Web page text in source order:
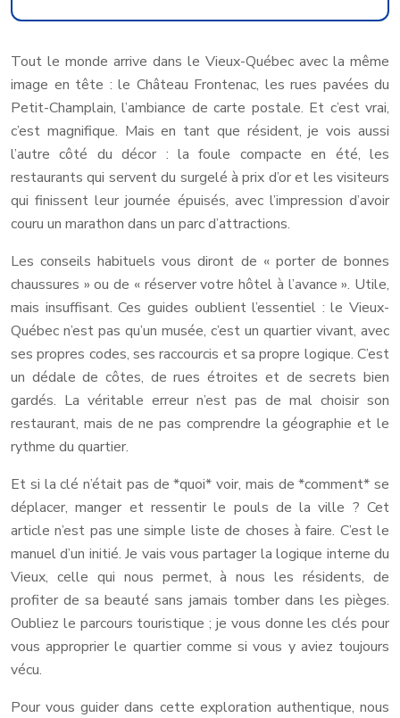
Tout le monde arrive dans le Vieux-Québec avec la même
image en tête : le Château Frontenac, les rues pavées du
Petit-Champlain, l’ambiance de carte postale. Et c’est vrai,
c’est magnifique. Mais en tant que résident, je vois aussi
l’autre côté du décor : la foule compacte en été, les
restaurants qui servent du surgelé à prix d’or et les visiteurs
qui finissent leur journée épuisés, avec l’impression d’avoir
couru un marathon dans un parc d’attractions.
Les conseils habituels vous diront de « porter de bonnes
chaussures » ou de « réserver votre hôtel à l’avance ». Utile,
mais insuffisant. Ces guides oublient l’essentiel : le Vieux-
Québec n’est pas qu’un musée, c’est un quartier vivant, avec
ses propres codes, ses raccourcis et sa propre logique. C’est
un dédale de côtes, de rues étroites et de secrets bien
gardés. La véritable erreur n’est pas de mal choisir son
restaurant, mais de ne pas comprendre la géographie et le
rythme du quartier.
Et si la clé n’était pas de *quoi* voir, mais de *comment* se
déplacer, manger et ressentir le pouls de la ville ? Cet
article n’est pas une simple liste de choses à faire. C’est le
manuel d’un initié. Je vais vous partager la logique interne du
Vieux, celle qui nous permet, à nous les résidents, de
profiter de sa beauté sans jamais tomber dans les pièges.
Oubliez le parcours touristique ; je vous donne les clés pour
vous approprier le quartier comme si vous y aviez toujours
vécu.
Pour vous guider dans cette exploration authentique, nous